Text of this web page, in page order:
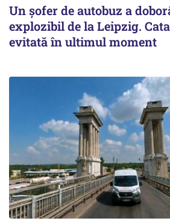
Un șofer de autobuz a
explozibil de la Leipzig.
evitată în ultimul moment